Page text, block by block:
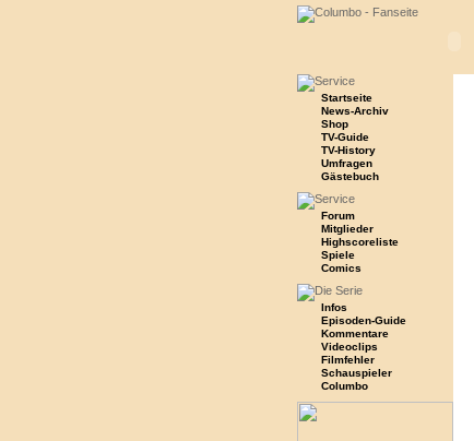
Startseite
News-Archiv
Shop
TV-Guide
TV-History
Umfragen
Gästebuch
Forum
Mitglieder
Highscoreliste
Spiele
Comics
Infos
Episoden-Guide
Kommentare
Videoclips
Filmfehler
Schauspieler
Columbo